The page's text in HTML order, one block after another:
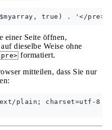
einer Seite öffnen,
dieselbe Weise ohne
formatiert.
mitteilen, dass Sie nur
plain; charset=utf-